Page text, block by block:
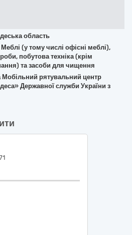
область
Меблі (у тому числі офісні меблі),
побутова техніка (крім
та засоби для чищення
Мобільний рятувальний центр
Державної служби України з